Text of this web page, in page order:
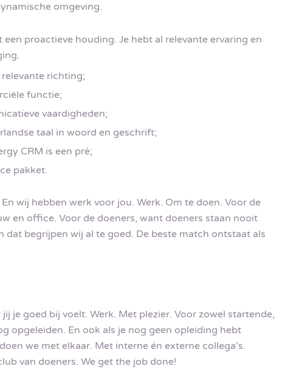
omgeving.
proactieve houding. Je hebt al relevante ervaring en
richting;
functie;
vaardigheden;
taal in woord en geschrift;
CRM is een pré;
pakket.
wij hebben werk voor jou. Werk. Om te doen. Voor de
en office. Voor de doeners, want doeners staan nooit
dat begrijpen wij al te goed. De beste match ontstaat als
je goed bij voelt. Werk. Met plezier. Voor zowel startende,
opgeleiden. En ook als je nog geen opleiding hebt
we met elkaar. Met interne én externe collega’s.
van doeners. We get the job done!